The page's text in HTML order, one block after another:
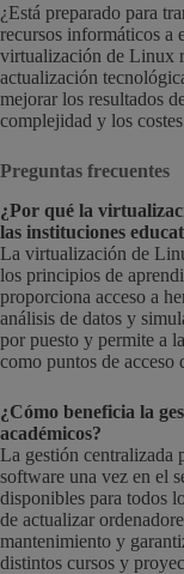
¿Está preparado para
recursos informáticos a
virtualización de Linux
actualización
mejorar los resultados
complejidad y los
Preguntas frecuentes
¿Por qué la
las instituciones
La virtualización de
los principios de
proporciona acceso a
análisis de datos y
por puesto y permite a
como puntos de acceso
¿Cómo beneficia la
académicos?
La gestión centralizada
software una vez en el
disponibles para todos
de actualizar
mantenimiento y
distintos cursos y